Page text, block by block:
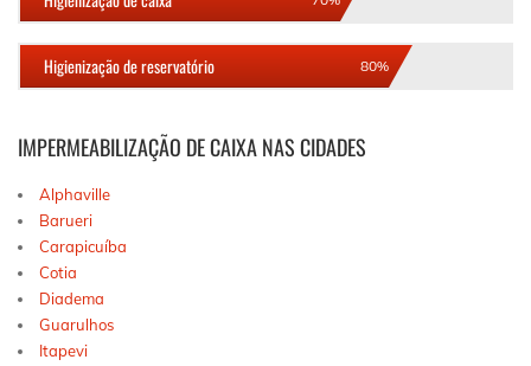
Higienização de reservatório 80%
IMPERMEABILIZAÇÃO DE CAIXA NAS CIDADES
Alphaville
Barueri
Carapicuíba
Cotia
Diadema
Guarulhos
Itapevi